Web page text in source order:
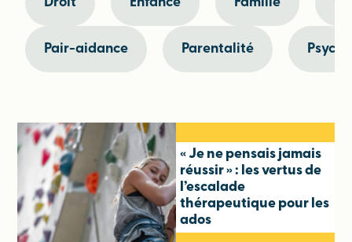
Pair-aidance Parentalité
« Je ne pensais jamais
réussir » : les vertus de
l’escalade
thérapeutique pour les
ados